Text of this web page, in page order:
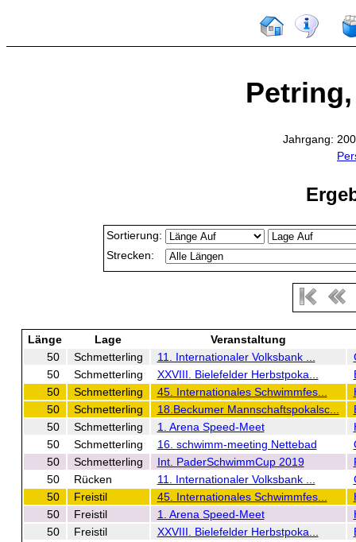
Jahrgang:
Sortierung:
Strecken:
Länge Lage
Veranstaltung
50
Schmetterling 11. Internationaler Volksbank ...
50
Schmetterling XXVIII. Bielefelder Herbstpoka...
50
Schmetterling 45. Internationales Schwimmfes...
50
Schmetterling 18.Beckumer Mannschaftspokalsc...
50
Schmetterling 1. Arena Speed-Meet
50
Schmetterling 16. schwimm-meeting Nettebad
50
Schmetterling Int. PaderSchwimmCup 2019
50
Rücken 11. Internationaler Volksbank ...
50
Freistil 45. Internationales Schwimmfes...
50
Freistil 1. Arena Speed-Meet
50
Freistil XXVIII. Bielefelder Herbstpoka...